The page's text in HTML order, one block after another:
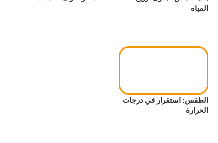
المياه
الطقس: استقرار في درجات
الحرارة